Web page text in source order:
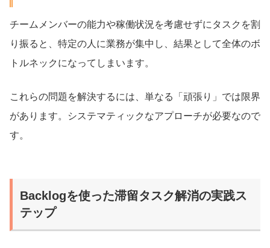
チームメンバーの能力や稼働状況を考慮せずにタスクを割
り振ると、特定の人に業務が集中し、結果として全体のボ
トルネックになってしまいます。
これらの問題を解決するには、単なる「頑張り」では限界
があります。システマティックなアプローチが必要なので
す。
Backlogを使った滞留タスク解消の実践ス
テップ